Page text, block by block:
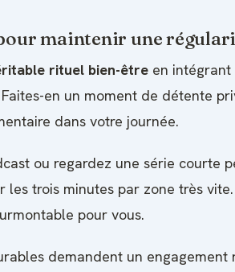
maintenir une
rituel bien-être en intégrant
en un moment de détente
dans votre journée.
ou regardez une série courte
les trois minutes par zone très
pour vous.
demandent un